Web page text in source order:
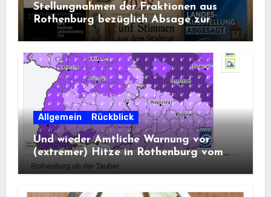
Stellungnahmen der Fraktionen aus
Rothenburg bezüglich Absage zur
Landesausstellung 2028
Allgemein Rückblick
Und wieder Amtliche Warnung vor
(extremer) Hitze in Rothenburg vom
DWD